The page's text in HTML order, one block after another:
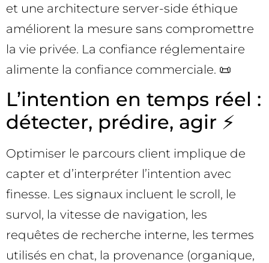
et une architecture server-side éthique
améliorent la mesure sans compromettre
la vie privée. La confiance réglementaire
alimente la confiance commerciale. 📜
L’intention en temps réel :
détecter, prédire, agir ⚡
Optimiser le parcours client implique de
capter et d’interpréter l’intention avec
finesse. Les signaux incluent le scroll, le
survol, la vitesse de navigation, les
requêtes de recherche interne, les termes
utilisés en chat, la provenance (organique,